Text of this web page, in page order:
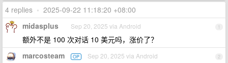
4 replies • 2025-09-22 11:18:20 +08:00
1
midasplus Sep 20, 2025 via Android
额外不是 100 次对话 10 美元吗，涨价了？
2
marcosteam OP Sep 20, 2025 via Android